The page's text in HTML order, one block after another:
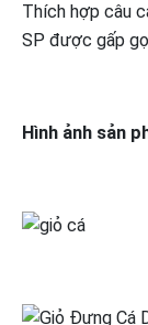
Thích hợp câu
SP được gấp
Hình ảnh sản